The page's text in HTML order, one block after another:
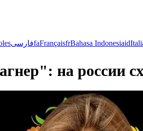
esفارسیfaFrançaisfrBahasa Indonesiaid
на россии